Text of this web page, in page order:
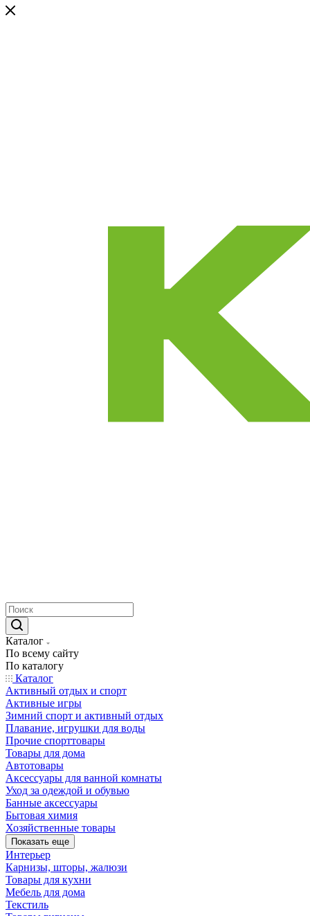
Каталог
По всему сайту
По каталогу
Каталог
Активный отдых и спорт
Активные игры
Зимний спорт и активный отдых
Плавание, игрушки для воды
Прочие спорттовары
Товары для дома
Автотовары
Аксессуары для ванной комнаты
Уход за одеждой и обувью
Банные аксессуары
Бытовая химия
Хозяйственные товары
Показать еще
Интерьер
Карнизы, шторы, жалюзи
Товары для кухни
Мебель для дома
Текстиль